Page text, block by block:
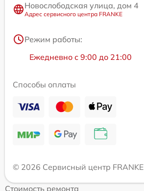
Новослободская улица, дом 4
Адрес сервисного центра FRANKE
Режим работы:
Ежедневно с 9:00 до 21:00
Способы оплаты
© 2026 Сервисный центр FRANKE
Стоимость ремонта